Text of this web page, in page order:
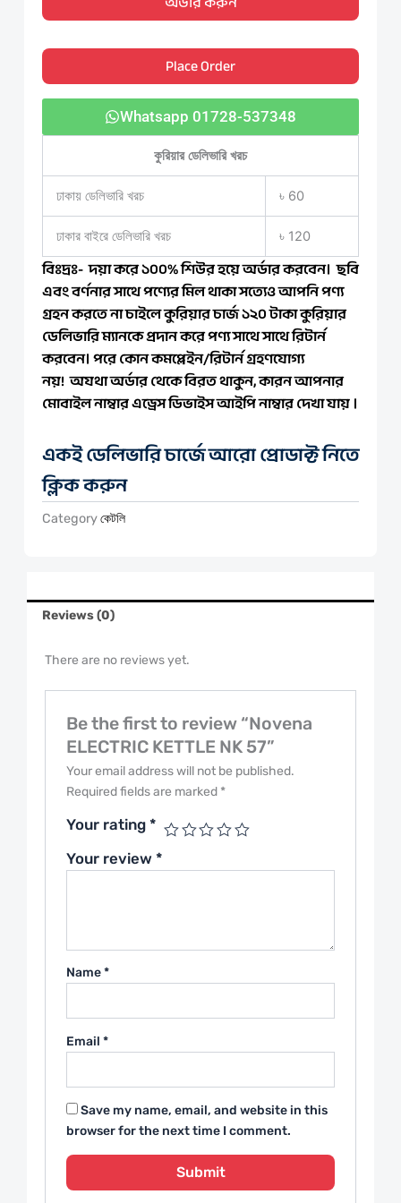
was:
3,999.00৳ .
is:
3,500.00৳ .
KETTLE
57
Place Order
Whatsapp 01728-537348
কুরিয়ার ডেলিভারি খরচ
ঢাকায় ডেলিভারি খরচ ৳ 60
ঢাকার বাইরে ডেলিভারি খরচ ৳ 120
বিঃদ্রঃ- দয়া করে ১০০% শিউর হয়ে অর্ডার করবেন। ছবি
এবং বর্ণনার সাথে পণ্যের মিল থাকা সত্যেও আপনি পণ্য
গ্রহন করতে না চাইলে কুরিয়ার চার্জ ১২০ টাকা কুরিয়ার
ডেলিভারি ম্যানকে প্রদান করে পণ্য সাথে সাথে রিটার্ন
করবেন। পরে কোন কমপ্লেইন/রিটার্ন গ্রহণযোগ্য
নয়! অযথা অর্ডার থেকে বিরত থাকুন, কারন আপনার
মোবাইল নাম্বার এড্রেস ডিভাইস আইপি নাম্বার দেখা যায় ।
একই ডেলিভারি চার্জে আরো প্রোডাক্ট নিতে
ক্লিক করুন
Categoryকেটলি
Reviews (0)
There are no reviews yet.
Be the first to review “Novena
ELECTRIC KETTLE NK 57”
Your email address will not be published.
Required fields are marked *
Your rating *
Your review *
Name*
Email*
Save my name, email, and website in this
browser for the next time I comment.